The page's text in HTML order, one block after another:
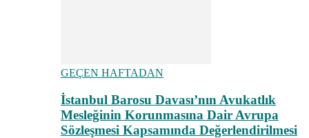
GEÇEN HAFTADAN
İstanbul Barosu Davası’nın Avukatlık
Mesleğinin Korunmasına Dair Avrupa
Sözleşmesi Kapsamında Değerlendirilmesi